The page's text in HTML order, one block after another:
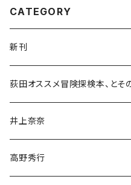
CATEGORY
新刊
和書
文学・小説・物語
随筆・ノンフィクション・その他
荻田オススメ冒険探検本、とそ
井上奈奈
高野秀行